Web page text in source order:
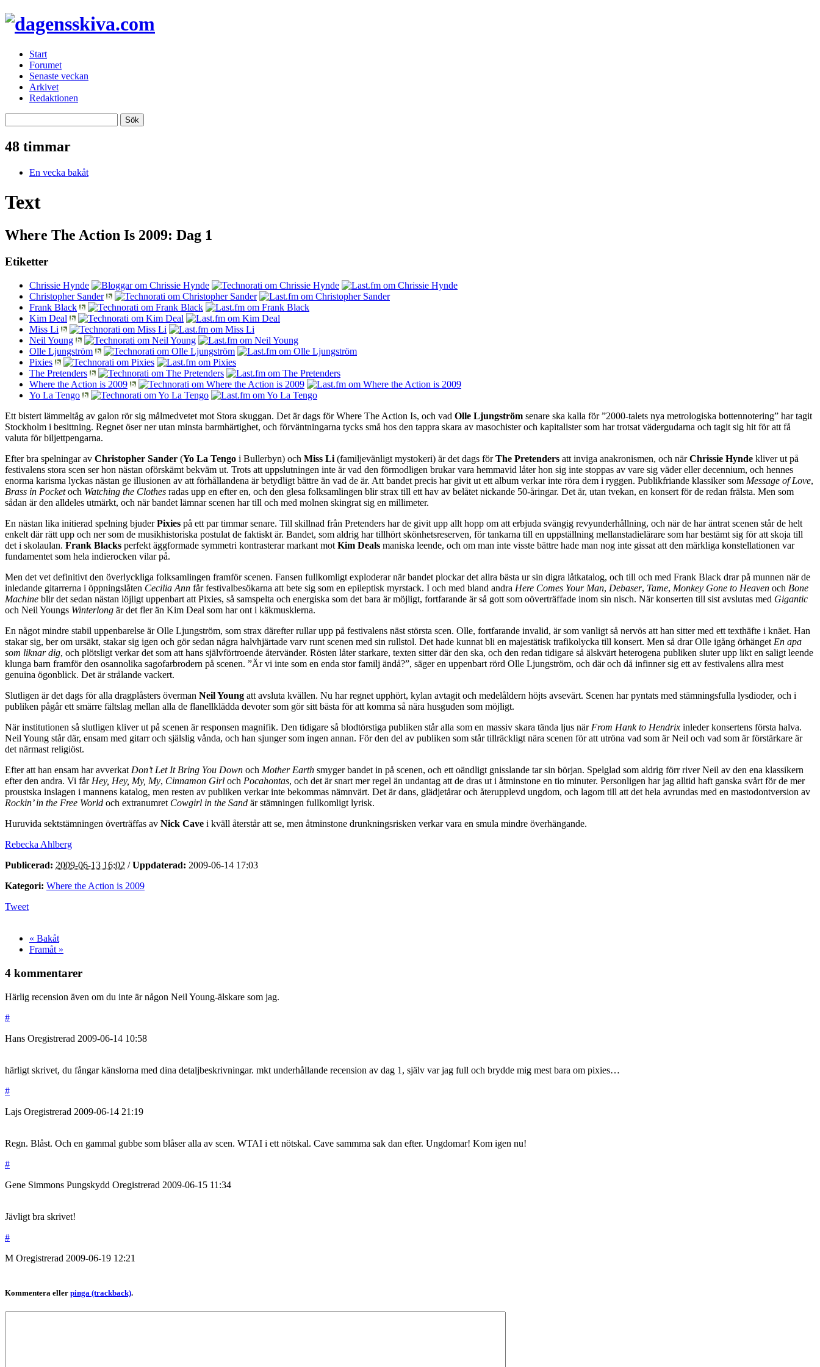
Start
Forumet
Senaste veckan
Arkivet
Redaktionen
48 timmar
En vecka bakåt
Text
Where The Action Is 2009: Dag 1
Etiketter
Chrissie Hynde
Christopher Sander
Frank Black
Kim Deal
Miss Li
Neil Young
Olle Ljungström
Pixies
The Pretenders
Where the Action is 2009
Yo La Tengo
Ett bistert lämmeltåg av galon rör sig målmedvetet mot Stora skuggan. Det är dags för Where The Action Is, och vad Olle Ljungström senare ska kalla för ”2000-talets nya metrologiska bottennotering” har tagit
Stockholm i besittning. Regnet öser ner utan minsta barmhärtighet, och förväntningarna tycks små hos den tappra skara av masochister och kapitalister som har trotsat vädergudarna och tagit sig hit för att få
valuta för biljettpengarna.
Efter bra spelningar av Christopher Sander (Yo La Tengo i Bullerbyn) och Miss Li (familjevänligt mystokeri) är det dags förThe Pretenders att inviga anakronismen, och närChrissie Hynde kliver ut på
festivalens stora scen ser hon nästan oförskämt bekväm ut. Trots att uppslutningen inte är vad den förmodligen brukar vara hemmavid låter hon sig inte stoppas av vare sig väder eller decennium, och hennes
enorma karisma lyckas nästan ge illusionen av att förhållandena är betydligt bättre än vad de är. Att bandet precis har givit ut ett album verkar inte röra dem i ryggen. Publikfriande klassiker som Message of Love,
Brass in Pocketoch Watching the Clothes radas upp en efter en, och den glesa folksamlingen blir strax till ett hav av belåtet nickande 50-åringar. Det är, utan tvekan, en konsert för de redan frälsta. Men som
sådan är den alldeles utmärkt, och när bandet lämnar scenen har till och med molnen skingrat sig en millimeter.
En nästan lika initierad spelning bjuderPixies på ett par timmar senare. Till skillnad från Pretenders har de givit upp allt hopp om att erbjuda svängig revyunderhållning, och när de har äntrat scenen står de helt
enkelt där rätt upp och ner som de musikhistoriska postulat de faktiskt är. Bandet, som aldrig har tillhört skönhetsreserven, för tankarna till en uppställning mellanstadielärare som har bestämt sig för att skoja till
det i skolaulan. Frank Blacks perfekt äggformade symmetri kontrasterar markant mot Kim Deals maniska leende, och om man inte visste bättre hade man nog inte gissat att den märkliga konstellationen var
fundamentet som hela indierocken vilar på.
Men det vet definitivt den överlyckliga folksamlingen framför scenen. Fansen fullkomligt exploderar när bandet plockar det allra bästa ur sin digra låtkatalog, och till och med Frank Black drar på munnen när de
inledande gitarrerna i öppningslåten Cecilia Ann får festivalbesökarna att bete sig som en epileptisk myrstack. I och med bland andra Here Comes Your Man, Debaser, Tame, Monkey Gone to Heaven och Bone
Machine blir det sedan nästan löjligt uppenbart att Pixies, så samspelta och energiska som det bara är möjligt, fortfarande är så gott som oöverträffade inom sin nisch. När konserten till sist avslutas med Gigantic
och Neil Youngs Winterlong är det fler än Kim Deal som har ont i käkmusklerna.
En något mindre stabil uppenbarelse är Olle Ljungström, som strax därefter rullar upp på festivalens näst största scen. Olle, fortfarande invalid, är som vanligt så nervös att han sitter med ett texthäfte i knäet. Han
stakar sig, ber om ursäkt, stakar sig igen och gör sedan några halvhjärtade varv runt scenen med sin rullstol. Det hade kunnat bli en majestätisk trafikolycka till konsert. Men så drar Olle igång örhänget En apa
som liknar dig, och plötsligt verkar det som att hans självförtroende återvänder. Rösten låter starkare, texten sitter där den ska, och den redan tidigare så älskvärt heterogena publiken sluter upp likt en saligt leende
klunga barn framför den osannolika sagofarbrodern på scenen. ”Är vi inte som en enda stor familj ändå?”, säger en uppenbart rörd Olle Ljungström, och där och då infinner sig ett av festivalens allra mest
genuina ögonblick. Det är strålande vackert.
Slutligen är det dags för alla dragplåsters överman Neil Young att avsluta kvällen. Nu har regnet upphört, kylan avtagit och medelåldern höjts avsevärt. Scenen har pyntats med stämningsfulla lysdioder, och i
publiken pågår ett smärre fältslag mellan alla de flanellklädda devoter som gör sitt bästa för att komma så nära husguden som möjligt.
När institutionen så slutligen kliver ut på scenen är responsen magnifik. Den tidigare så blodtörstiga publiken står alla som en massiv skara tända ljus när From Hank to Hendrix inleder konsertens första halva.
Neil Young står där, ensam med gitarr och själslig vånda, och han sjunger som ingen annan. För den del av publiken som står tillräckligt nära scenen för att utröna vad som är Neil och vad som är förstärkare är
det närmast religiöst.
Efter att han ensam har avverkat Don’t Let It Bring You Down och Mother Earth smyger bandet in på scenen, och ett oändligt gnisslande tar sin början. Spelglad som aldrig förr river Neil av den ena klassikern
efter den andra. Vi får Hey, Hey, My, My, Cinnamon Girl och Pocahontas, och det är snart mer regel än undantag att de dras ut i åtminstone en tio minuter. Personligen har jag alltid haft ganska svårt för de mer
proustska inslagen i mannens katalog, men resten av publiken verkar inte bekommas nämnvärt. Det är dans, glädjetårar och återupplevd ungdom, och lagom till att det hela avrundas med en mastodontversion av
Rockin’ in the Free World och extranumret Cowgirl in the Sand är stämningen fullkomligt lyrisk.
Huruvida sektstämningen överträffas av Nick Cave i kväll återstår att se, men åtminstone drunkningsrisken verkar vara en smula mindre överhängande.
Rebecka Ahlberg
Publicerad: 2009-06-13 16:02 /Uppdaterad: 2009-06-14 17:03
Kategori: Where the Action is 2009
Tweet
« Bakåt
Framåt »
4 kommentarer
Härlig recension även om du inte är någon Neil Young-älskare som jag.
#
Hans Oregistrerad 2009-06-14 10:58
härligt skrivet, du fångar känslorna med dina detaljbeskrivningar. mkt underhållande recension av dag 1, själv var jag full och brydde mig mest bara om pixies…
#
Lajs Oregistrerad 2009-06-14 21:19
Regn. Blåst. Och en gammal gubbe som blåser alla av scen. WTAI i ett nötskal. Cave sammma sak dan efter. Ungdomar! Kom igen nu!
#
Gene Simmons Pungskydd Oregistrerad 2009-06-15 11:34
Jävligt bra skrivet!
#
M Oregistrerad 2009-06-19 12:21
Kommentera eller pinga (trackback).